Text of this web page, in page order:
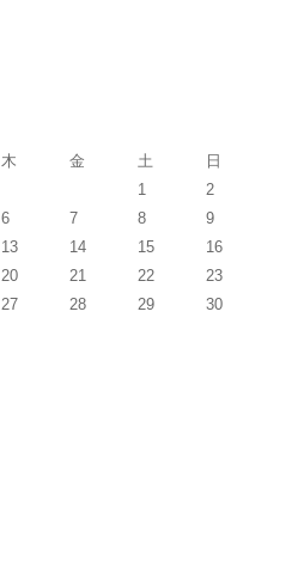
木 金 土
日
1
2
6 7 8
9
13 14 15
16
20 21 22
23
27 28 29
30